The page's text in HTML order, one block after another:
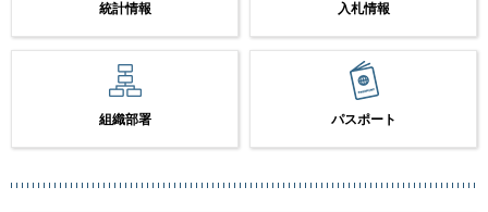
統計情報 入札情報
組織部署 パスポート